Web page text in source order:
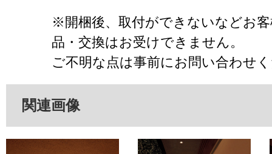
※開梱後、取付ができないなどお
品・交換はお受けできません。
ご不明な点は事前にお問い合わせ
関連画像